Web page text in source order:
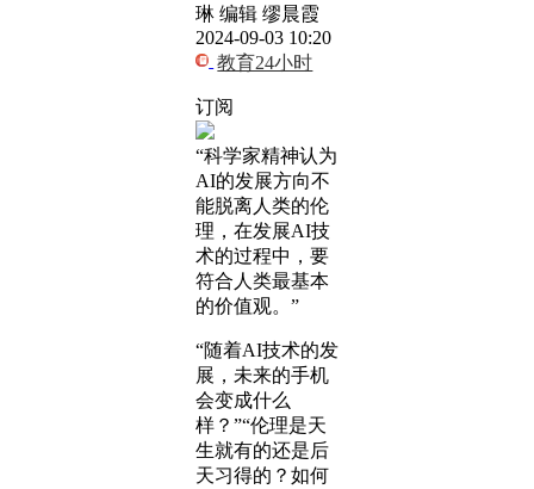
琳 编辑 缪晨霞
2024-09-03 10:20
教育24小时
订阅
“科学家精神认为
AI的发展方向不
能脱离人类的伦
理，在发展AI技
术的过程中，要
符合人类最基本
的价值观。”
“随着AI技术的发
展，未来的手机
会变成什么
样？”“伦理是天
生就有的还是后
天习得的？如何